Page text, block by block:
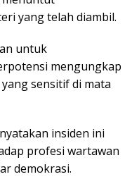
yang telah diambil.
untuk
mengungkap
sensitif di mata
insiden ini
profesi wartawan
demokrasi.